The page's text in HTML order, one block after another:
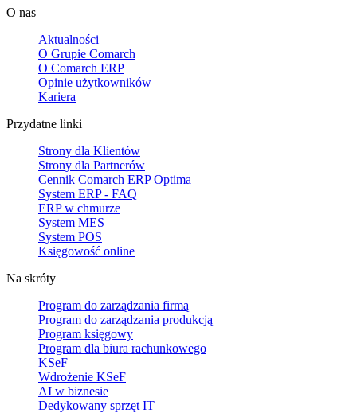
O nas
Aktualności
O Grupie Comarch
O Comarch ERP
Opinie użytkowników
Kariera
Przydatne linki
Strony dla Klientów
Strony dla Partnerów
Cennik Comarch ERP Optima
System ERP - FAQ
ERP w chmurze
System MES
System POS
Księgowość online
Na skróty
Program do zarządzania firmą
Program do zarządzania produkcją
Program księgowy
Program dla biura rachunkowego
KSeF
Wdrożenie KSeF
AI w biznesie
Dedykowany sprzęt IT